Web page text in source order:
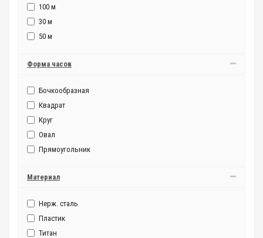
100 м
30 м
50 м
Форма часов
Бочкообразная
Квадрат
Круг
Овал
Прямоугольник
Материал
Нерж. сталь
Пластик
Титан